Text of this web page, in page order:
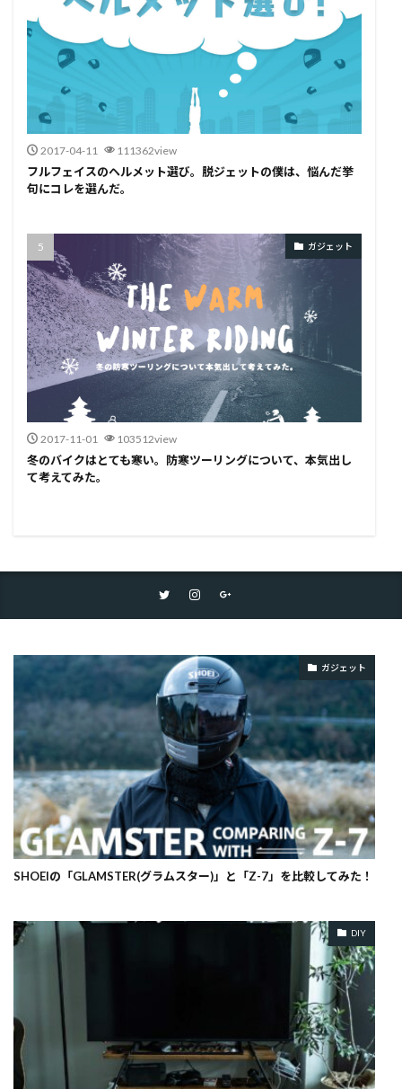
2017-04-11 111362view
フルフェイスのヘルメット選び。脱ジェットの僕は、悩んだ挙
句にコレを選んだ。
ガジェット
2017-11-01 103512view
冬のバイクはとても寒い。防寒ツーリングについて、本気出し
て考えてみた。
ガジェット
SHOEIの「GLAMSTER(グラムスター)」と「Z-7」を比較してみた！
DIY